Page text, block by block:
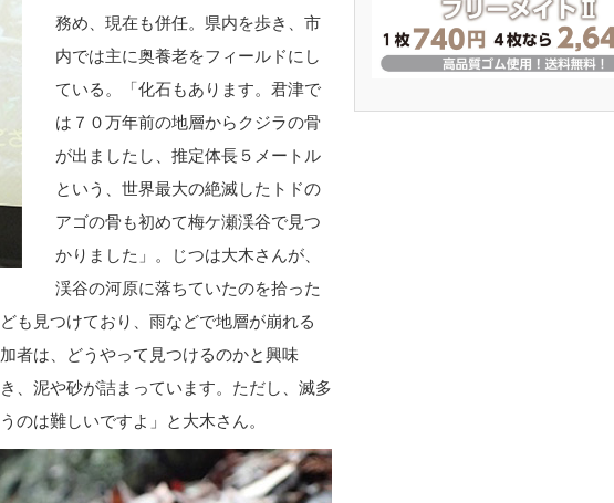
務め、現在も併任。県内を歩き、市
内では主に奥養老をフィールドにし
ている。「化石もあります。君津で
は７０万年前の地層からクジラの骨
が出ましたし、推定体長５メートル
という、世界最大の絶滅したトドの
アゴの骨も初めて梅ケ瀬渓谷で見つ
かりました」。じつは大木さんが、
渓谷の河原に落ちていたのを拾った
も見つけており、雨などで地層が崩れる
者は、どうやって見つけるのかと興味
、泥や砂が詰まっています。ただし、滅多
のは難しいですよ」と大木さん。